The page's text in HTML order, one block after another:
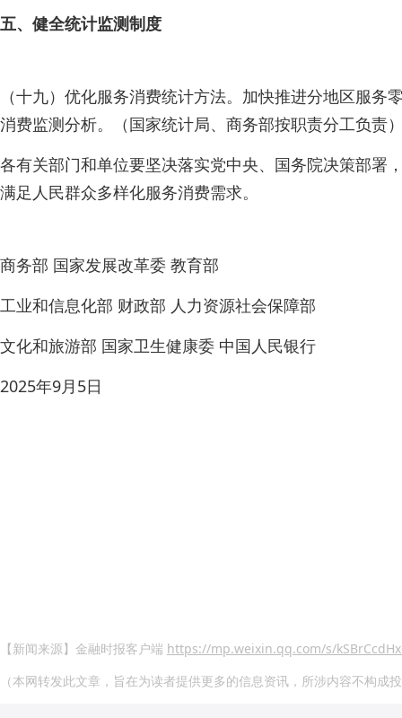
五、健全统计监测制度
（十九）优化服务消费统计方法。加快推进分地区服
消费监测分析。（国家统计局、商务部按职责分工负责
各有关部门和单位要坚决落实党中央、国务院决策部署
满足人民群众多样化服务消费需求。
商务部 国家发展改革委 教育部
工业和信息化部 财政部 人力资源社会保障部
文化和旅游部 国家卫生健康委 中国人民银行
2025年9月5日
【新闻来源】金融时报客户端 https://mp.weixin.qq.com/s/
（本网转发此文章，旨在为读者提供更多的信息资讯，所涉内容不构